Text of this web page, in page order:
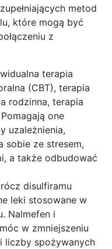
metod
które mogą być
z
terapia
(CBT), terapia
rodzinna, terapia
one
uzależnienia,
sobie ze stresem,
a także odbudować
disulfiramu
leki stosowane w
Nalmefen i
w zmniejszeniu
liczby spożywanych